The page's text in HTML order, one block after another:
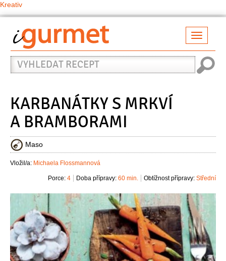
Kreativ
Vyhledat
recept
KARBANÁTKY S MRKVÍ
A BRAMBORAMI
Maso
Vložil/a: Michaela Flossmannová
Obtížnost přípravy: Střední
Doba přípravy: 60 min.
Porce: 4